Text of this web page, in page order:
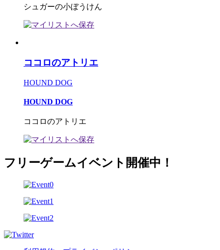
シュガーの小ぼうけん
ココロのアトリエ
HOUND DOG
HOUND DOG
ココロのアトリエ
フリーゲームイベント開催中！